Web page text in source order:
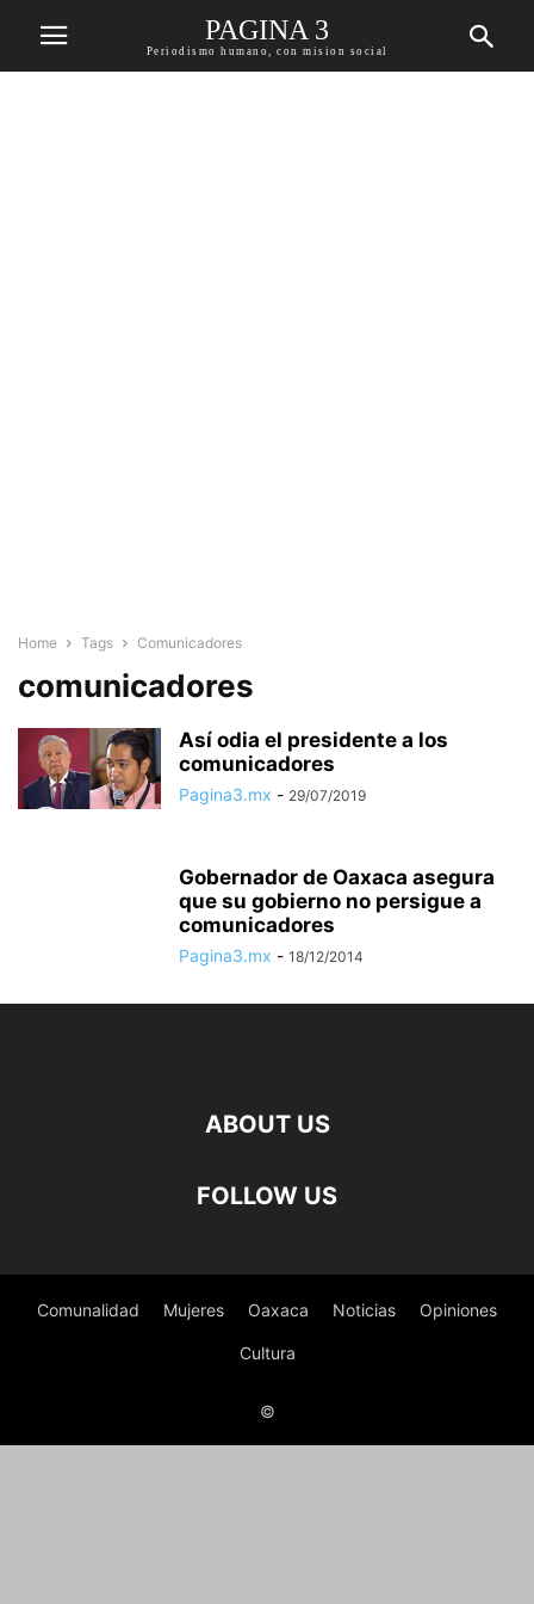
PAGINA 3
Periodismo humano, con mision social
Home Tags Comunicadores
comunicadores
Así odia el presidente a los
comunicadores
Pagina3.mx - 29/07/2019
Gobernador de Oaxaca asegura
que su gobierno no persigue a
comunicadores
Pagina3.mx - 18/12/2014
ABOUT US
FOLLOW US
Comunalidad Mujeres Oaxaca Noticias Opiniones
Cultura
©